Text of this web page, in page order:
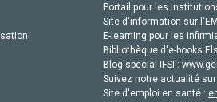
Portail pour les
Site d'information sur
E-learning pour les
Bibliothèque d'e-books
Blog special IFSI :
Suivez notre actualité
Site d'emploi en santé :